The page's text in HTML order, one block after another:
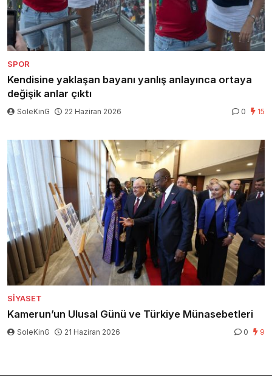
SPOR
Kendisine yaklaşan bayanı yanlış anlayınca ortaya
değişik anlar çıktı
SoleKinG 22 Haziran 2026 0 15
SIYASET
Kamerun’un Ulusal Günü ve Türkiye Münasebetleri
SoleKinG 21 Haziran 2026 0 9